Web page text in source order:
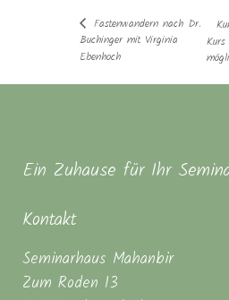
Fastenwandern nach Dr.
Buchinger mit Virginia
Ebenhoch
Ein Zuhause für Ihr
Kontakt
Seminarhaus Mahanbir
Zum Roden 13